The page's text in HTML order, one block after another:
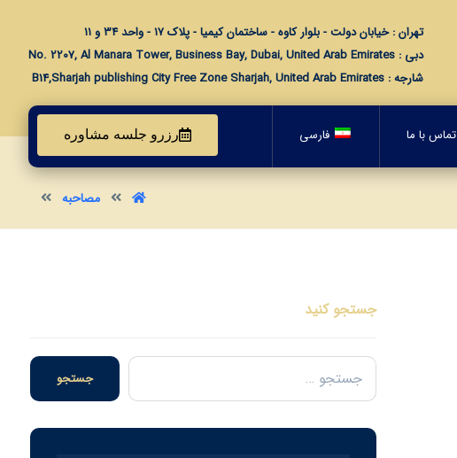
تهران : خیابان دولت - بلوار کاوه - ساختمان کیمیا - پلاک ۱۷ - واحد ۳۴ و ۱۱
دبی : No. 2207, Al Manara Tower, Business Bay, Dubai, United Arab Emirates
شارجه : B14,Sharjah publishing City Free Zone Sharjah, United Arab Emirates
تماس با ما فارسی رزرو جلسه مشاوره
مصاحبه
جستجو کنید
جستجو